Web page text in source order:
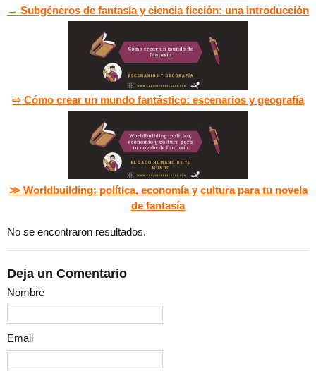
→ Subgéneros de fantasía y ciencia ficción: una introducción
⇨ Cómo crear un mundo fantástico: escenarios y geografía
≫ Worldbuilding: política, economía y cultura para tu novela
de fantasía
No se encontraron resultados.
Deja un Comentario
Nombre
Email